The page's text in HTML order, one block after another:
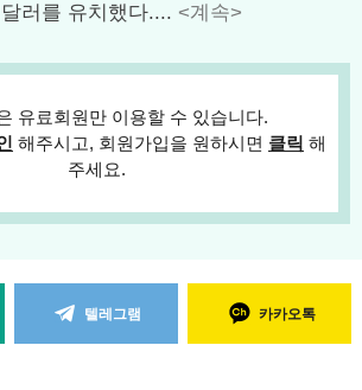
러를 유치했다.... <계속>
유료회원만 이용할 수 있습니다.
해주시고, 회원가입을 원하시면 클릭 해
주세요.
텔레그램 카카오톡